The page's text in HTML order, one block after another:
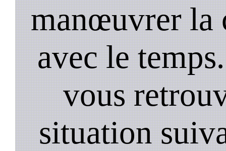
manœuvrer la
avec le
vous
situation